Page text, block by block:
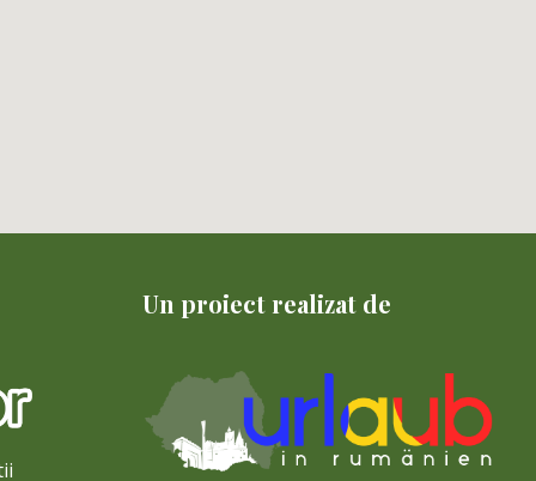
Un proiect realizat de